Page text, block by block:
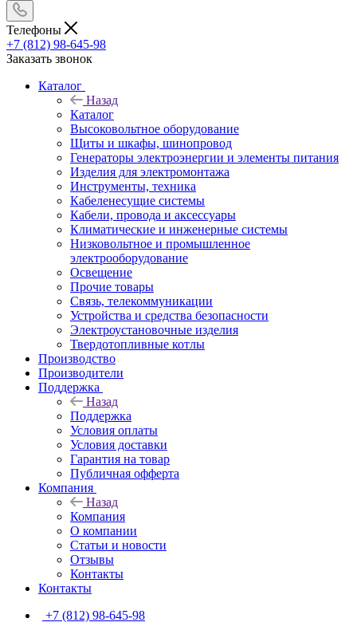
Телефоны
+7 (812) 98-645-98
Заказать звонок
Каталог
Назад
Каталог
Высоковольтное оборудование
Щиты и шкафы, шинопровод
Генераторы электроэнергии и элементы питания
Изделия для электромонтажа
Инструменты, техника
Кабеленесущие системы
Кабели, провода и аксессуары
Климатические и инженерные системы
Низковольтное и промышленное
электрооборудование
Освещение
Прочие товары
Связь, телекоммуникации
Устройства и средства безопасности
Электроустановочные изделия
Твердотопливные котлы
Производство
Производители
Поддержка
Назад
Поддержка
Условия оплаты
Условия доставки
Гарантия на товар
Публичная офферта
Компания
Назад
Компания
О компании
Статьи и новости
Отзывы
Контакты
Контакты
+7 (812) 98-645-98